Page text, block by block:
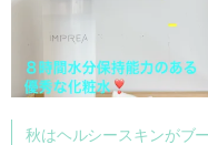
秋はヘルシースキンがブー